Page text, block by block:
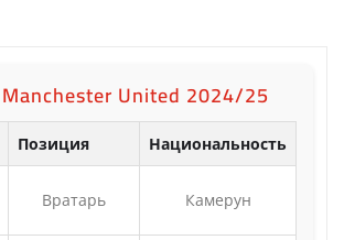
United 2024/25
Позиция Национальность
Вратарь Камерун